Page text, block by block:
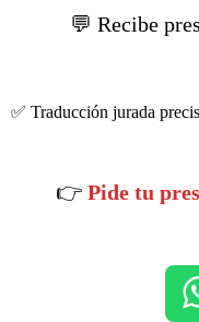
💬 Recibe
✅ Traducción jurada
👉 Pide tu